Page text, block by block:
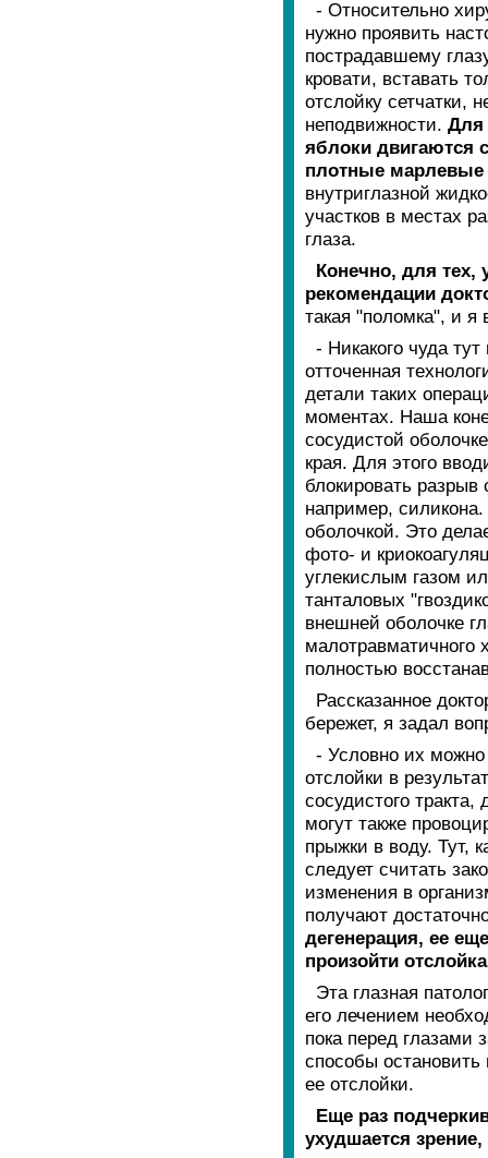
- Относительно
нужно проявить
пострадавшему
кровати, вставать
отслойку сетчатки,
неподвижности. Для
яблоки двигаются
плотные марлевые
внутриглазной
участков в местах
глаза.
Конечно, для тех,
рекомендации
такая "поломка", и я
- Никакого чуда
отточенная
детали таких
моментах. Наша
сосудистой
края. Для этого
блокировать
например, силикона.
оболочкой. Это
фото- и
углекислым газом
танталовых
внешней оболочке
малотравматичного
полностью
Рассказанное
бережет, я задал
- Условно их можно
отслойки в
сосудистого
могут также
прыжки в воду. Тут,
следует считать
изменения в
получают
дегенерация, ее
произойти
Эта глазная
его лечением
пока перед глазами
способы остановить
ее отслойки.
Еще раз
ухудшается